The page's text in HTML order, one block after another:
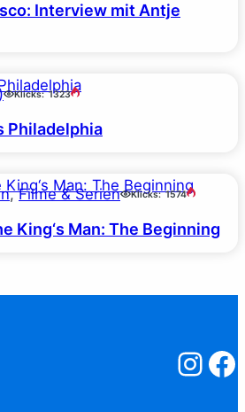
Interview mit Antje
Klicks: 1323
Philadelphia
, Filme & Serien Klicks: 1574
King‘s Man: The Beginning